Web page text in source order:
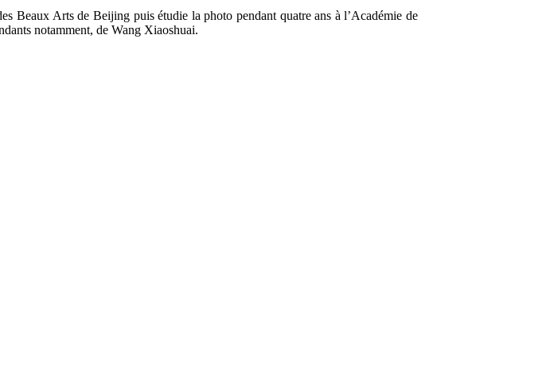
Beaux Arts de Beijing puis étudie la photo pendant quatre ans à l’Académie de
notamment, de Wang Xiaoshuai.